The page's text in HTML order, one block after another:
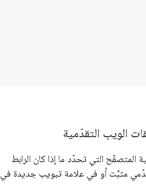
الويب التقدّمية
المتصفّح التي تحدّد ما إذا كان الرابط
مثبَّت أو في علامة تبويب جديدة في